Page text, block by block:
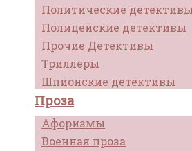
Политические детективы
Полицейские детективы
Прочие Детективы
Триллеры
Шпионские детективы
Проза
Афоризмы
Военная проза